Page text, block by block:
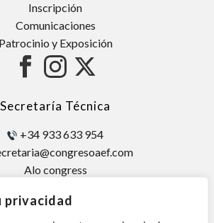
privacidad
Inscripción
Comunicaciones
Patrocinio y Exposición
Secretaría Técnica
+34 933 633 954
Alo congress
08008 Barcelona